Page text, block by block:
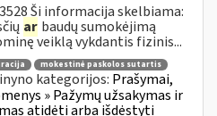
Ši informacija skelbiama:
ar baudų sumokėjimą
veiklą vykdantis fizinis...
mokestinė paskolos sutartis
kategorijos: Prašymai,
» Pažymų užsakymas ir
atidėti arba išdėstyti